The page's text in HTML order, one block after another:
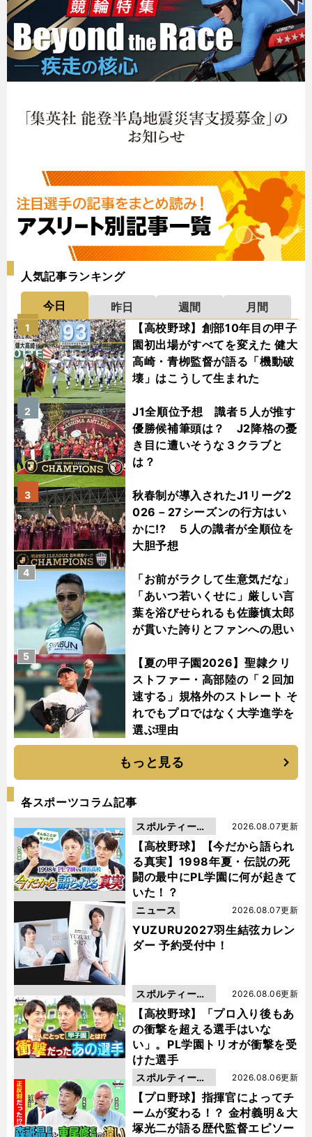
人気記事ランキング
今日 昨日 週間
月間
【高校野球】創部10年目の甲子
園初出場がすべてを変えた 健大
高崎・青栁監督が語る「機動破
壊」はこうして生まれた
1
J1全順位予想 識者５人が推す
優勝候補筆頭は？ J2降格の憂
き目に遭いそうな３クラブと
は？
2
秋春制が導入されたJ1リーグ2
026－27シーズンの行方はい
かに!? ５人の識者が全順位を
大胆予想
3
「お前がラクして生意気だな」
「あいつ若いくせに」厳しい言
葉を浴びせられるも佐藤慎太郎
が貫いた誇りとファンへの思い
4
【夏の甲子園2026】聖隷クリ
ストファー・高部陸の「２回加
速する」規格外のストレート そ
れでもプロではなく大学進学を
選ぶ理由
5
もっと見る
各スポーツコラム記事
【高校野球】【今だから語られ
る真実】1998年夏・伝説の死
闘の最中にPL学園に何が起きて
いた！？
2026.08.07更新
スポルティーバ
動画
YUZURU2027羽生結弦カレン
ダー 予約受付中！
2026.08.07更新
ニュース
【高校野球】「プロ入り後もあ
の衝撃を超える選手はいな
い」。PL学園トリオが衝撃を受
けた選手
2026.08.06更新
スポルティーバ
動画
【プロ野球】指揮官によってチ
ームが変わる！？ 金村義明＆大
塚光二が語る歴代監督エピソー
2026.08.06更新
スポルティーバ
動画